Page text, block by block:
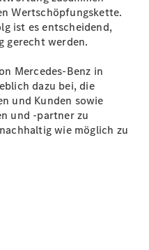
Wertschöpfungskette.
ist es entscheidend,
gerecht werden.
Mercedes-Benz in
dazu bei, die
und Kunden sowie
und -partner zu
wie möglich zu